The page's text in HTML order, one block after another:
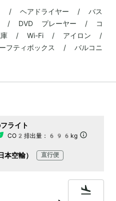
/ ヘアドライヤー / バス
/ DVD プレーヤー / コ
蔵庫 / Wi-Fi / アイロン /
ティボックス / バルコニ
ライト
CO2排出量： 696kg
本空輸） 直行便